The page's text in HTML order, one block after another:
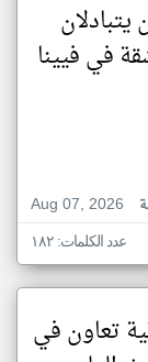
في فيينا
Aug 07, 2026
عدد الكلمات: ١٨٢
تعاون في